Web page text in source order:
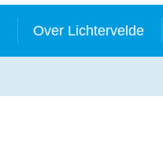
Over Lichtervelde